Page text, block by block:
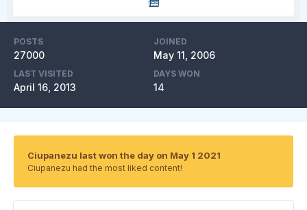
POSTS
27000
JOINED
May 11, 2006
LAST VISITED
April 16, 2013
DAYS WON
14
Ciupanezu last won the day on May 1 2021
Ciupanezu had the most liked content!